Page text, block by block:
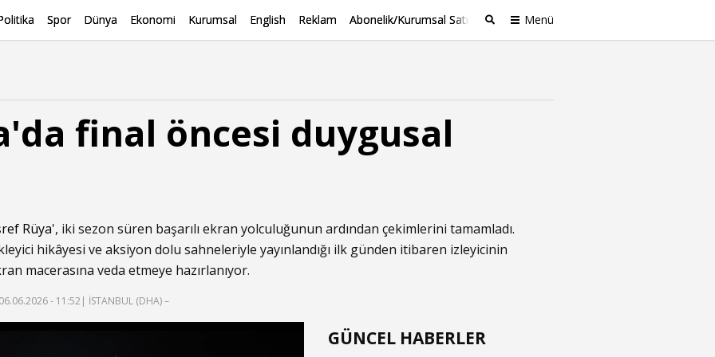
Spor Dünya Ekonomi Kurumsal English Reklam Abonelik/Kurumsal Satış Menü
final öncesi duygusal
Rüya', iki sezon süren başarılı ekran yolculuğunun ardından çekimlerini tamamladı.
hikâyesi ve aksiyon dolu sahneleriyle yayınlandığı ilk günden itibaren izleyicinin
macerasına veda etmeye hazırlanıyor.
- 11:52 | İSTANBUL (DHA) –
GÜNCEL HABERLER